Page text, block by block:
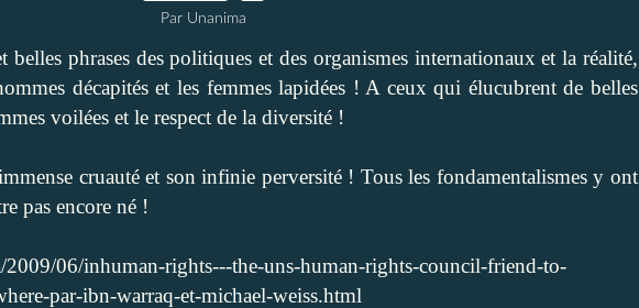
Par Unanima
belles phrases des politiques et des organismes internationaux et la réalité,
décapités et les femmes lapidées ! A ceux qui élucubrent de belles
voilées et le respect de la diversité !
cruauté et son infinie perversité ! Tous les fondamentalismes y ont
pas encore né !
06/inhuman-rights---the-uns-human-rights-council-friend-to-
par-ibn-warraq-et-michael-weiss.html